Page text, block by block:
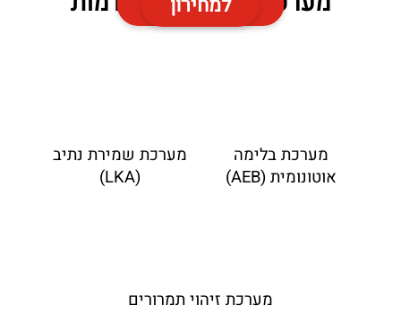
מערכת בלימה
אוטונומית (AEB)
מערכת שמירת נתיב
(LKA)
מערכת זיהוי תמרורים